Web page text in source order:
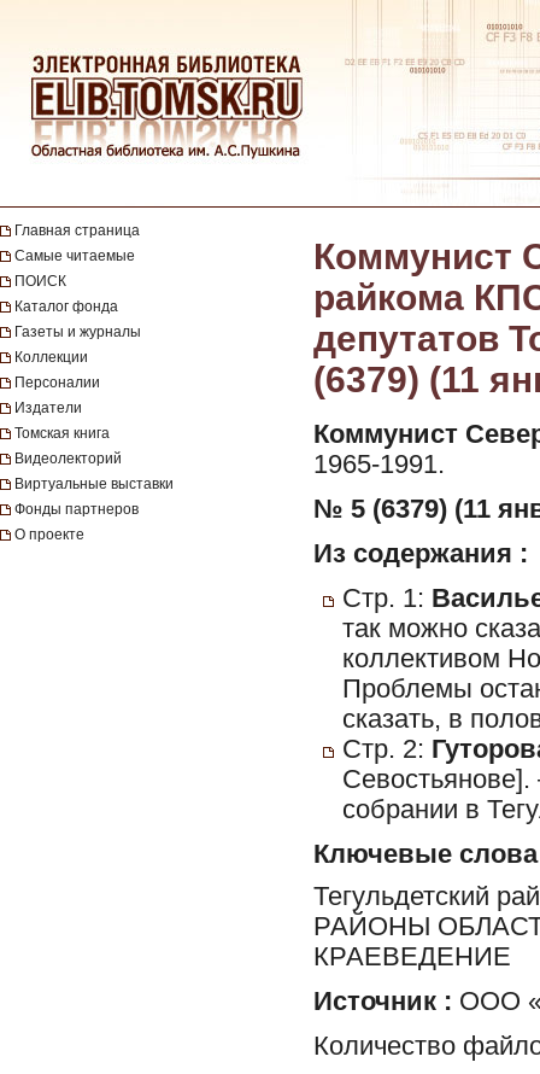
Главная страница
Самые читаемые
ПОИСК
Каталог фонда
Газеты и журналы
Коллекции
Персоналии
Издатели
Томская книга
Видеолекторий
Виртуальные выставки
Фонды партнеров
О проекте
Коммунист
райкома
депутатов
(6379) (11
Коммунист
1965-1991.
№ 5 (6379) (11
Из содержания :
Стр. 1:
так можно
коллективом
Проблемы
сказать, в
Стр. 2:
собрании в
Ключевые слова
Тегульдетский
РАЙОНЫ
КРАЕВЕДЕНИЕ
Источник : ООО
Количество